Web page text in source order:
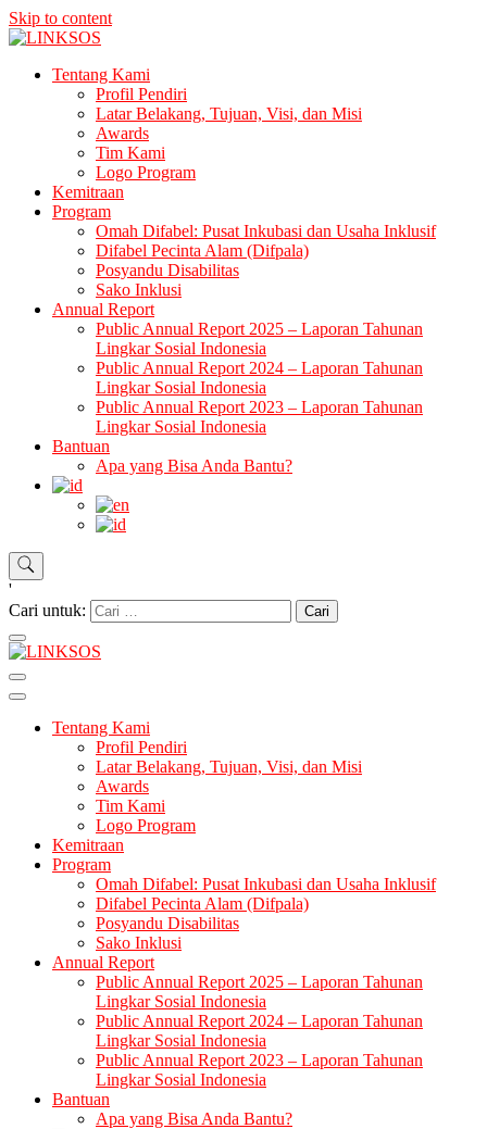
Skip to content
LINKSOSTentang Kami
Profil Pendiri
Latar Belakang, Tujuan, Visi, dan Misi
Awards
Tim Kami
Logo Program
Kemitraan
Program
Omah Difabel: Pusat Inkubasi dan Usaha Inklusif
Difabel Pecinta Alam (Difpala)
Posyandu Disabilitas
Sako Inklusi
Annual Report
Public Annual Report 2025 – Laporan Tahunan
Lingkar Sosial Indonesia
Public Annual Report 2024 – Laporan Tahunan
Lingkar Sosial Indonesia
Public Annual Report 2023 – Laporan Tahunan
Lingkar Sosial Indonesia
Bantuan
Apa yang Bisa Anda Bantu?
'
Cari untuk:
Tentang Kami
Profil Pendiri
Latar Belakang, Tujuan, Visi, dan Misi
Awards
Tim Kami
Logo Program
Kemitraan
Program
Omah Difabel: Pusat Inkubasi dan Usaha Inklusif
Difabel Pecinta Alam (Difpala)
Posyandu Disabilitas
Sako Inklusi
Annual Report
Public Annual Report 2025 – Laporan Tahunan
Lingkar Sosial Indonesia
Public Annual Report 2024 – Laporan Tahunan
Lingkar Sosial Indonesia
Public Annual Report 2023 – Laporan Tahunan
Lingkar Sosial Indonesia
Bantuan
Apa yang Bisa Anda Bantu?